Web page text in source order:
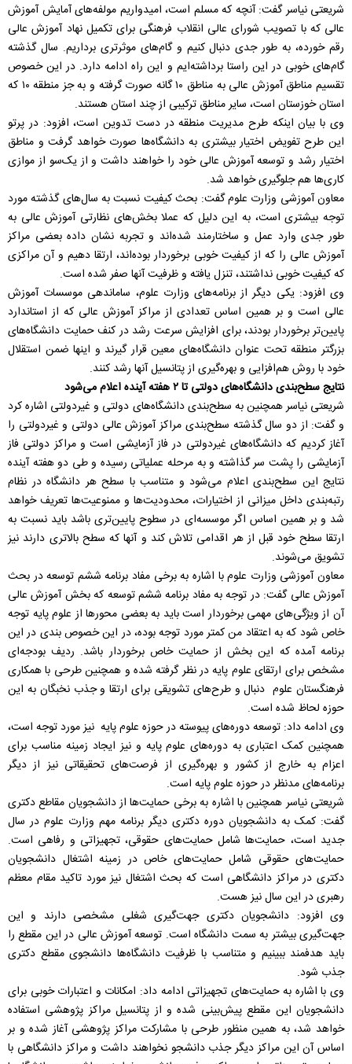
شریعتی نیاسر گفت: آنچه که مسلم است، امیدواریم مولفه‌های آمایش آموزش
عالی که با تصویب شورای عالی انقلاب فرهنگی برای تکمیل نهاد آموزش عالی
رقم خورده، به طور جدی دنبال کنیم و گام‌های موثرتری برداریم. سال گذشته
گام‌های خوبی در این راستا برداشته‌ایم و این راه ادامه دارد. در این خصوص
تقسیم مناطق آموزش عالی به مناطق ۱۰ گانه صورت گرفته و به جز منطقه ۱۰ که
استان خوزستان است، سایر مناطق ترکیبی از چند استان هستند.
وی با بیان اینکه طرح مدیریت منطقه در دست تدوین است، افزود: در پرتو
این طرح تفویض اختیار بیشتری به دانشگاه‌ها صورت خواهد گرفت و مناطق
اختیار رشد و توسعه آموزش عالی خود را خواهند داشت و از یک‌سو از موازی
کاری‌ها هم جلوگیری خواهد شد.
معاون آموزشی وزارت علوم گفت: بحث کیفیت نسبت به سال‌های گذشته مورد
توجه بیشتری است، به این دلیل که عملا بخش‌های نظارتی آموزش عالی به
طور جدی وارد عمل و ساختارمند شده‌اند و تجربه نشان داده بعضی مراکز
آموزش عالی را که از کیفیت خوبی برخوردار بوده‌اند، ارتقا دهیم و آن مراکزی
که کیفیت خوبی نداشتند، تنزل یافته و ظرفیت آنها صفر شده است.
وی افزود: یکی دیگر از برنامه‌های وزارت علوم، ساماندهی موسسات آموزش
عالی است و بر همین اساس تعدادی از مراکز آموزش عالی که از استاندارد
پایین‌تر برخوردار بودند، برای افزایش سرعت رشد در کنف حمایت دانشگاه‌های
بزرگتر منطقه تحت عنوان دانشگاه‌های معین قرار گیرند و اینها ضمن استقلال
خود با روش هم‌افزایی و بهره‌گیری از پتانسیل آنها رشد کنند.
نتایج سطح‌بندی دانشگاه‌های دولتی تا ۲ هفته آینده اعلام می‌شود
شریعتی نیاسر همچنین به سطح‌بندی دانشگاه‌های دولتی و غیردولتی اشاره کرد
و گفت: از دو سال گذشته سطح‌بندی مراکز آموزش عالی دولتی و غیردولتی را
آغاز کردیم که دانشگاه‌های غیردولتی در فاز آزمایشی است و مراکز دولتی فاز
آزمایشی را پشت سر گذاشته و به مرحله عملیاتی رسیده و طی دو هفته آینده
نتایج این سطح‌بندی اعلام می‌شود و متناسب با سطح هر دانشگاه در نظام
رتبه‌بندی داخل میزانی از اختیارات، محدودیت‌ها و ممنوعیت‌ها تعریف خواهد
شد و بر همین اساس اگر موسسه‌ای در سطوح پایین‌تری باشد باید نسبت به
ارتقا سطح خود قبل از هر اقدامی تلاش کند و آنها که سطح بالاتری دارند نیز
تشویق می‌شوند.
معاون آموزشی وزارت علوم با اشاره به برخی مفاد برنامه ششم توسعه در بحث
آموزش عالی گفت: در توجه به مفاد برنامه ششم توسعه که بخش آموزش عالی
آن از ویژگی‌های مهمی برخوردار است باید به بعضی محورها از علوم پایه توجه
خاص شود که به اعتقاد من کمتر مورد توجه بوده، در این خصوص بندی در این
برنامه آمده که این بخش از حمایت خاص برخوردار باشد. ردیف بودجه‌ای
مشخص برای ارتقای علوم پایه در نظر گرفته شده و همچنین طرحی با همکاری
فرهنگستان علوم دنبال و طرح‌های تشویقی برای ارتقا و جذب نخبگان به این
حوزه لحاظ شده است.
وی ادامه داد: توسعه دوره‌های پیوسته در حوزه علوم پایه نیز مورد توجه است،
همچنین کمک اعتباری به دوره‌های علوم پایه و نیز ایجاد زمینه مناسب برای
اعزام به خارج از کشور و بهره‌گیری از فرصت‌های تحقیقاتی نیز از دیگر
برنامه‌های مدنظر در حوزه علوم پایه است.
شریعتی نیاسر همچنین با اشاره به برخی حمایت‌ها از دانشجویان مقاطع دکتری
گفت: کمک به دانشجویان دوره دکتری دیگر برنامه مهم وزارت علوم در سال
جدید است، حمایت‌ها شامل حمایت‌های حقوقی، تجهیزاتی و رفاهی است.
حمایت‌های حقوقی شامل حمایت‌های خاص در زمینه اشتغال دانشجویان
دکتری در مراکز دانشگاهی است که بحث اشتغال نیز مورد تاکید مقام معظم
رهبری در این سال نیز هست.
وی افزود: دانشجویان دکتری جهت‌گیری شغلی مشخصی دارند و این
جهت‌گیری بیشتر به سمت دانشگاه است. توسعه آموزش عالی در این مقطع را
باید هدفمند ببینیم و متناسب با ظرفیت دانشگاه‌ها دانشجوی مقطع دکتری
جذب شود.
وی با اشاره به حمایت‌های تجهیزاتی ادامه داد: امکانات و اعتبارات خوبی برای
دانشجویان این مقطع پیش‌بینی شده و از پتانسیل مراکز پژوهشی استفاده
خواهد شد، به همین منظور طرحی با مشارکت مراکز پژوهشی آغاز شده و بر
اساس آن این مراکز دیگر جذب دانشجو نخواهند داشت و مراکز دانشگاهی با